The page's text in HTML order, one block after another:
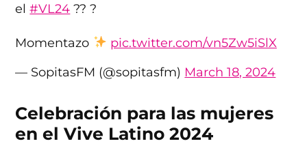
el#VL24 ?? ?
Momentazo
pic.twitter.com/vn5Zw5iSlX
— SopitasFM (@sopitasfm) March 18, 2024
Celebración para las mujeres
en el Vive Latino 2024